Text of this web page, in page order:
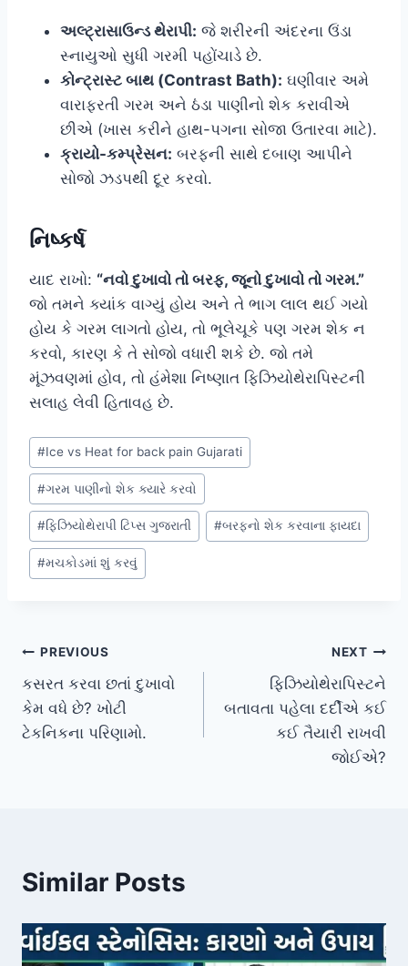
અલ્ટ્રાસાઉન્ડ થેરાપી: જે શરીરની અંદરના ઉંડા
સ્નાયુઓ સુધી ગરમી પહોંચાડે છે.
કોન્ટ્રાસ્ટ બાથ (Contrast Bath): ઘણીવાર અમે
વારાફરતી ગરમ અને ઠંડા પાણીનો શેક કરાવીએ
છીએ (ખાસ કરીને હાથ-પગના સોજા ઉતારવા માટે).
ક્રાયો-કમ્પ્રેસન: બરફની સાથે દબાણ આપીને
સોજો ઝડપથી દૂર કરવો.
નિષ્કર્ષ
યાદ રાખો: “નવો દુખાવો તો બરફ, જૂનો દુખાવો તો ગરમ.”
જો તમને ક્યાંક વાગ્યું હોય અને તે ભાગ લાલ થઈ ગયો
હોય કે ગરમ લાગતો હોય, તો ભૂલેચૂકે પણ ગરમ શેક ન
કરવો, કારણ કે તે સોજો વધારી શકે છે. જો તમે
મૂંઝવણમાં હોવ, તો હંમેશા નિષ્ણાત ફિઝિયોથેરાપિસ્ટની
સલાહ લેવી હિતાવહ છે.
Post
Tags:
#Ice vs Heat for back pain Gujarati
#ગરમ પાણીનો શેક ક્યારે કરવો
#ફિઝિયોથેરાપી ટિપ્સ ગુજરાતી #બરફનો શેક કરવાના ફાયદા
#મચકોડમાં શું કરવું
Post
navigation
PREVIOUS
કસરત કરવા છતાં દુખાવો
કેમ વધે છે? ખોટી
ટેકનિકના પરિણામો.
NEXT
ફિઝિયોથેરાપિસ્ટને
બતાવતા પહેલા દર્દીએ કઈ
કઈ તૈયારી રાખવી
જોઈએ?
Similar Posts